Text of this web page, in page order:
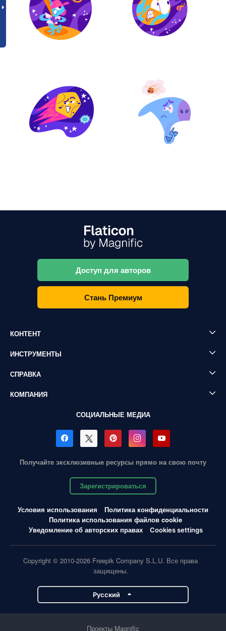
Доступ для авторов
Стань Премиум
КОНТЕНТ
ИНСТРУМЕНТЫ
СПРАВКА
КОМПАНИЯ
СОЦИАЛЬНЫЕ МЕДИА
Получайте эксклюзивные ресурсы прямо на свою почту
Зарегистрироваться
Условия использования
Политика конфиденциальности
Политика использования файлов cookie
Уведомление об авторских правах
Cookies settings
Copyright © 2010-2026 Freepik Company S.L.U. Все права
защищены.
Pусский
Проекты Magnific